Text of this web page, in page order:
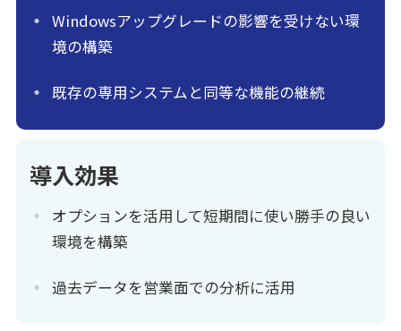
Windowsアップグレードの影響を受けない環
境の構築
既存の専用システムと同等な機能の継続
導入効果
オプションを活用して短期間に使い勝手の良い
環境を構築
過去データを営業面での分析に活用